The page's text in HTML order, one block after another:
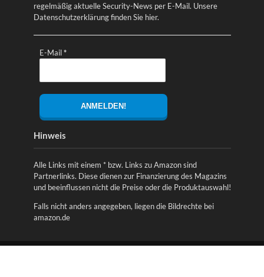
regelmäßig aktuelle Security-News per E-Mail. Unsere
Datenschutzerklärung finden Sie hier.
E-Mail*
Hinweis
Alle Links mit einem * bzw. Links zu Amazon sind
Partnerlinks. Diese dienen zur Finanzierung des Magazins
und beeinflussen nicht die Preise oder die Produktauswahl!
Falls nicht anders angegeben, liegen die Bildrechte bei
amazon.de